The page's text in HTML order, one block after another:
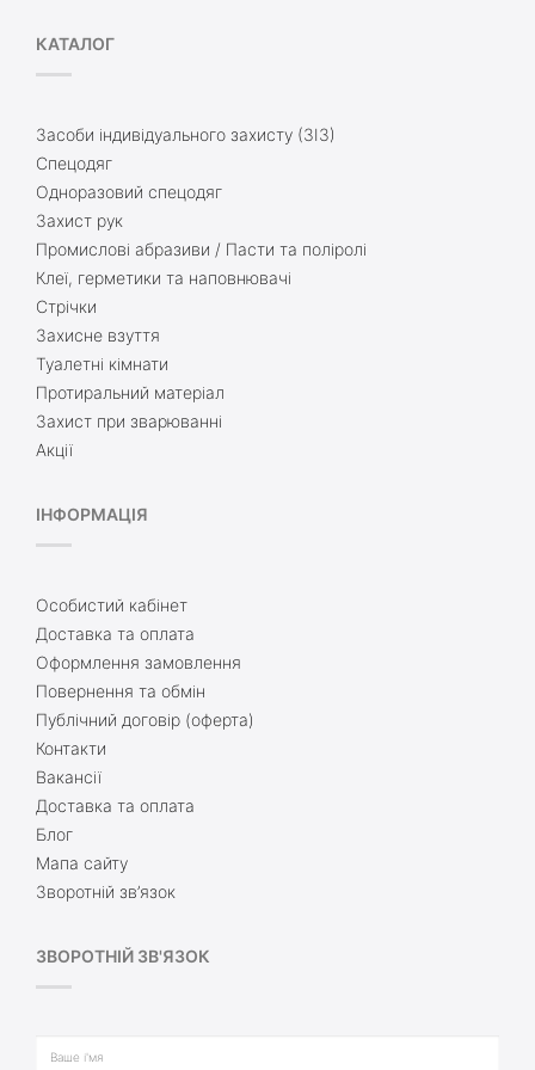
КАТАЛОГ
Засоби індивідуального захисту (ЗІЗ)
Спецодяг
Одноразовий спецодяг
Захист рук
Промислові абразиви / Пасти та поліролі
Клеї, герметики та наповнювачі
Стрічки
Захисне взуття
Туалетні кімнати
Протиральний матеріал
Захист при зварюванні
Акції
ІНФОРМАЦІЯ
Особистий кабінет
Доставка та оплата
Оформлення замовлення
Повернення та обмін
Публічний договір (оферта)
Контакти
Вакансії
Доставка та оплата
Блог
Мапа сайту
Зворотній зв’язок
ЗВОРОТНІЙ ЗВ'ЯЗОК